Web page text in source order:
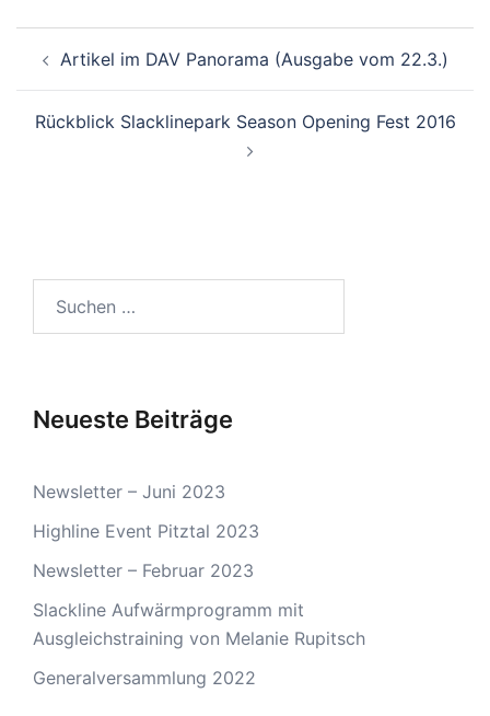
Artikel im DAV Panorama (Ausgabe vom 22.3.)
Rückblick Slacklinepark Season Opening Fest 2016
nach:
Neueste Beiträge
Newsletter – Juni 2023
Highline Event Pitztal 2023
Newsletter – Februar 2023
Slackline Aufwärmprogramm mit
Ausgleichstraining von Melanie Rupitsch
Generalversammlung 2022